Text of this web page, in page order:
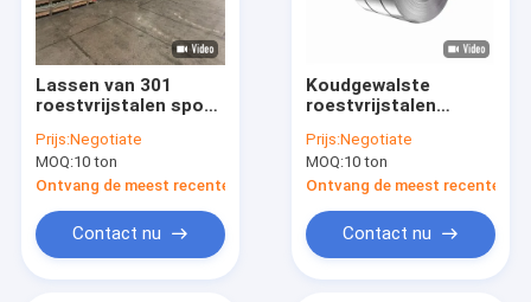
Lassen van 301
roestvrijstalen spoel
mm ASTM
Prijs:Negotiate
MOQ:10 ton
Ontvang de meest recente Prijs
Contact nu
Koudgewalste
roestvrijstalen
304 430 0,3 mm
Prijs:Negotiate
MOQ:10 ton
Ontvang de meest recente
Contact nu